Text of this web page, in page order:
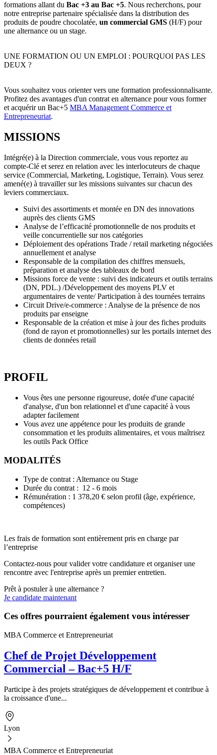
formations allant du Bac +3 au Bac +5. Nous recherchons, pour
notre entreprise partenaire spécialisée dans la distribution des
produits de poudre chocolatée, un commercial GMS (H/F) pour
une alternance ou un stage.
UNE FORMATION OU UN EMPLOI : POURQUOI PAS LES
DEUX ?
Vous souhaitez vous orienter vers une formation professionnalisante.
Profitez des avantages d'un contrat en alternance pour vous former
et acquérir un Bac+5 MBA Management Commerce et
Entrepreneuriat.
MISSIONS
Intégré(e) à la Direction commerciale, vous vous reportez au
compte-Clé et serez en relation avec les interlocuteurs de chaque
service (Commercial, Marketing, Logistique, Terrain). Vous serez
amené(e) à travailler sur les missions suivantes sur chacun des
leviers commerciaux.
Suivi des assortiments et montée en DN des innovations
auprès des clients GMS
Analyse de l’efficacité promotionnelle de nos produits et
veille concurrentielle sur nos catégories
Déploiement des opérations Trade / retail marketing négociées
annuellement et analyse
Responsable de la compilation des chiffres mensuels,
préparation et analyse des tableaux de bord
Missions force de vente : suivi des indicateurs et outils terrains
(DN, PDL.) /Développement des moyens PLV et
argumentaires de vente/ Participation à des tournées terrains
Circuit Drive/e-commerce : Analyse de la présence de nos
produits par enseigne
Responsable de la création et mise à jour des fiches produits
(fond de rayon et promotionnelles) sur les portails internet des
clients de données retail
PROFIL
Vous êtes une personne rigoureuse, dotée d'une capacité
d'analyse, d'un bon relationnel et d'une capacité à vous
adapter facilement
Vous avez une appétence pour les produits de grande
consommation et les produits alimentaires, et vous maîtrisez
les outils Pack Office
MODALITÉS
Type de contrat : Alternance ou Stage
Durée du contrat : 12 - 6 mois
Rémunération : 1 378,20 € selon profil (âge, expérience,
compétences)
Les frais de formation sont entièrement pris en charge par
l’entreprise
Contactez-nous pour valider votre candidature et organiser une
rencontre avec l'entreprise après un premier entretien.
Prêt à postuler à une alternance ?
Je candidate maintenant
Ces offres pourraient également vous intéresser
MBA Commerce et Entrepreneuriat
Chef de Projet Développement
Commercial – Bac+5 H/F
Participe à des projets stratégiques de développement et contribue à
la croissance d'une...
Lyon
MBA Commerce et Entrepreneuriat